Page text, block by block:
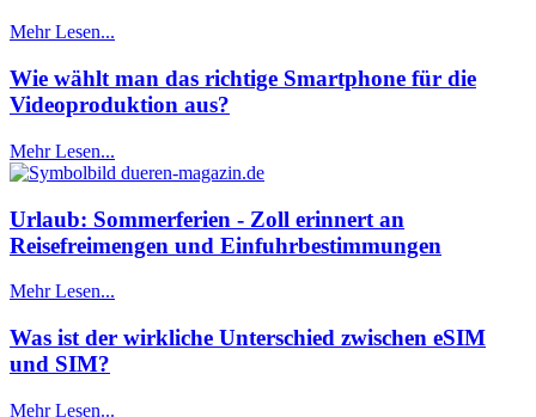
Mehr Lesen...
Wie wählt man das richtige Smartphone für die
Videoproduktion aus?
Mehr Lesen...
Urlaub: Sommerferien - Zoll erinnert an
Reisefreimengen und Einfuhrbestimmungen
Mehr Lesen...
Was ist der wirkliche Unterschied zwischen eSIM
und SIM?
Mehr Lesen...